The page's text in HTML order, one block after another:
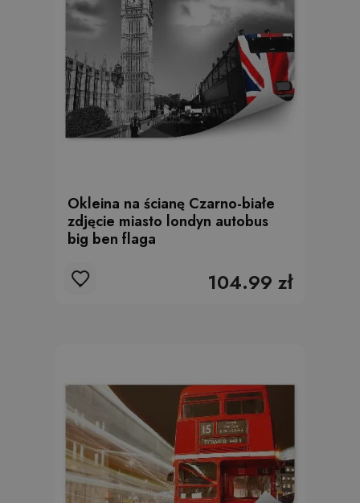
Okleina na ścianę Czarno-białe
zdjęcie miasto londyn autobus
big ben flaga
104.99 zł